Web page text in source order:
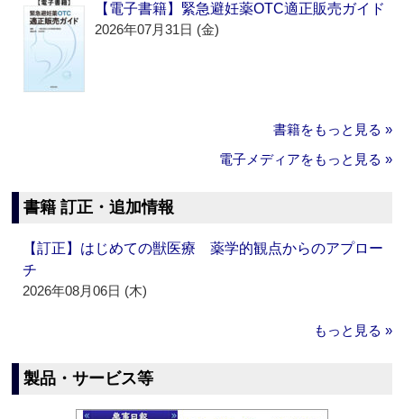
【電子書籍】緊急避妊薬OTC適正販売ガイド
2026年07月31日 (金)
書籍をもっと見る »
電子メディアをもっと見る »
書籍 訂正・追加情報
【訂正】はじめての獣医療 薬学的観点からのアプロー
チ
2026年08月06日 (木)
もっと見る »
製品・サービス等